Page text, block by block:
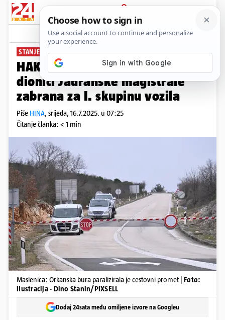
PRIJAVA
News Komentari
STANJE NA CESTAMA
HAK: Zbog jakog vjetra, na
dionici Jadranske magistrale
zabrana za I. skupinu vozila
Piše HINA, srijeda, 16.7.2025. u 07:25
Čitanje članka: < 1 min
Maslenica: Orkanska bura paralizirala je cestovni promet | Foto:
Ilustracija - Dino Stanin/PIXSELL
Dodaj 24sata među omiljene izvore na Googleu